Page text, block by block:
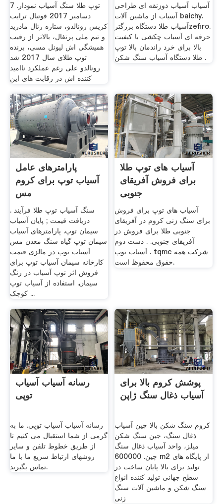
توپ طلا سنگ آسیاب نمودار. 7
دسامبر 2017 فوتبال ترایب
کریس رونالدو، ستاره رئال مادرید
و تیم ملی پرتغال، بالاتر از رقیب
همیشگی اش لیونل مسی، برنده
توپ طلای سال 2017 شد
رونالدو علی رغم عملکرد ناامید
کننده اش در رقابت های این
آسیاب آسیاب ذوزنقه ای طراحی
آسیاب از ماشین آلات baichy.
آسیاب طلا دستگاه بزرگترzefiro.
حرفه ای آسیاب چکشی با کیفیت
بالا برای خرد راندمان بالا توپ
طلا دستگاه آسیاب سنگ شکن .
پارامترهای عامل
آسیاب توپ برای کروم
مس
سنگ آسیاب توپ طلا فرآیند .
دریافت قیمت ; پایان آسیاب
سیمان توپ. پارامترهای آسیاب
سیمان توپ گیاه سنگ معدن مس
آسیاب توپ در مالزی قیمت
کارخانه سیمان آسیاب توپ برای
فروش اثر توپ آسیاب در رنگ
سیمان. استفاده از آسیاب توپ
کوچک ...
آسیاب های توپ طلا
برای فروش آفریقای
جنوبی
آسیاب های توپ برای فروش
برای سنگ زنی کروم در آفریقای
جنوبی طلا برای فروش در
آفریقای جنوبی. . دست دوم
آسیاب توپ . tqmc شرکت همه
حقوق محفوظ است.
رسانه آسیاب آسیاب
توپی
رسانه آسیاب آسیاب توپی. ما به
گرمی از شما استقبال می کنیم تا
از طریق خطوط تلفن و سایر
روشهای ارتباط سریع ما با ما
تماس بگیرید.
پوشش کروم بالا برای
آسیاب ذغال سنگ ژاپن
کروم سنگ شکن بالا چین آسیاب
ذغال سنگ، جین سنگ شکن
میلز، واحد آسیاب ذغال سنگ
چین. 600000 m2 از پایگاه های
تولید برای بالا پایان ساخت در
سطح جهانی تولید کننده انواع
سنگ شکن و ماشین آلات سنگ
زنی